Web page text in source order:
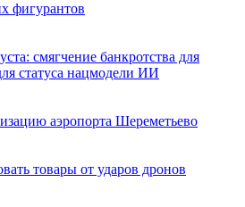
фигурантов
смягчение банкротства для
статуса нацмодели ИИ
аэропорта Шереметьево
товары от ударов дронов